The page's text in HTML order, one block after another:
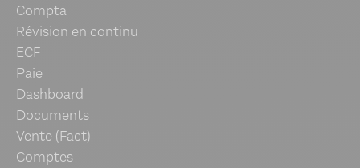
Compta
Révision en continu
ECF
Paie
Dashboard
Documents
Vente (Fact)
Comptes